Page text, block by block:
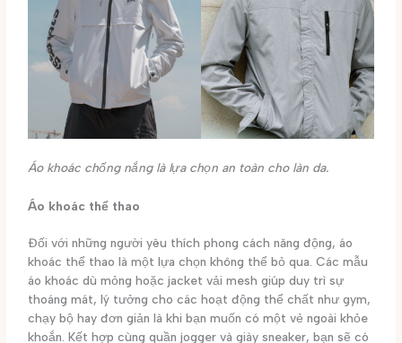
Áo khoác chống nắng là lựa chọn an toàn cho làn da.
Áo khoác thể thao
Đối với những người yêu thích phong cách năng động, áo
khoác thể thao là một lựa chọn không thể bỏ qua. Các mẫu
áo khoác dù mỏng hoặc jacket vải mesh giúp duy trì sự
thoáng mát, lý tưởng cho các hoạt động thể chất như gym,
chạy bộ hay đơn giản là khi bạn muốn có một vẻ ngoài khỏe
khoắn. Kết hợp cùng quần jogger và giày sneaker, bạn sẽ có